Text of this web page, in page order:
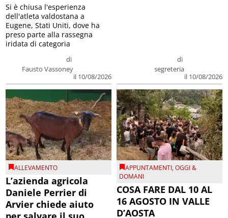
di
Fausto Vassoney
il 10/08/2026
Si è chiusa l'esperienza
dell'atleta valdostana a
Eugene, Stati Uniti, dove ha
preso parte alla rassegna
iridata di categoria
di
segreteria
il 10/08/2026
ALLEVAMENTO
L’azienda agricola
Daniele Perrier di
Arvier chiede aiuto
APPUNTAMENTI,OGGI &
DOMANI
COSA FARE DAL 10 AL
16 AGOSTO IN VALLE
D’AOSTA